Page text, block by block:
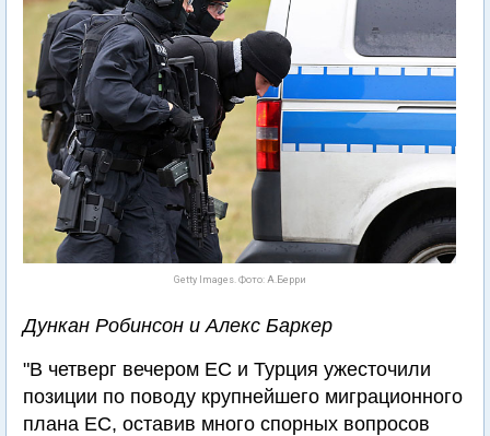
Getty Images. Фото: А.Берри
Дункан Робинсон и Алекс Баркер
"В четверг вечером ЕС и Турция ужесточили
позиции по поводу крупнейшего миграционного
плана ЕС, оставив много спорных вопросов